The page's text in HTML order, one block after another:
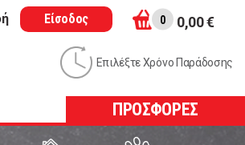
Είσοδος 0 0,00 €
Επιλέξτε Χρόνο Παράδοσης
ΠΡΟΣΦΟΡΕΣ